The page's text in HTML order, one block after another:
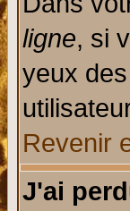
ligne, si
yeux
Revenir
J'ai